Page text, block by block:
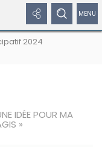
Afficher
Afficher
les
2024
IDÉE POUR MA
»